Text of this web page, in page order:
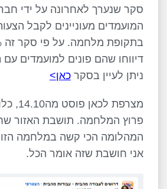
המועמדים מעוניינים לקבל
דיווחו שהם פונים למועמדים
ניתן לעיין בסקר כאן>
מצרפת
פרוץ המלחמה. תושבת האזור
המהלומה הכי קשה במלחמה
אני חושבת שזה אומר הכל.